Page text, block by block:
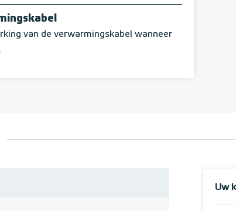
van de verwarmingskabel wanneer
Uw